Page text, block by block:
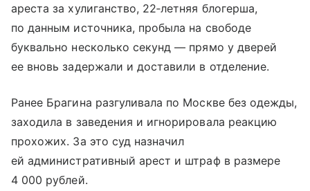
ареста за хулиганство, 22‑летняя блогерша,
по данным источника, пробыла на свободе
буквально несколько секунд — прямо у дверей
ее вновь задержали и доставили в отделение.
Ранее Брагина разгуливала по Москве без одежды,
заходила в заведения и игнорировала реакцию
прохожих. За это суд назначил
ей административный арест и штраф в размере
4 000 рублей.